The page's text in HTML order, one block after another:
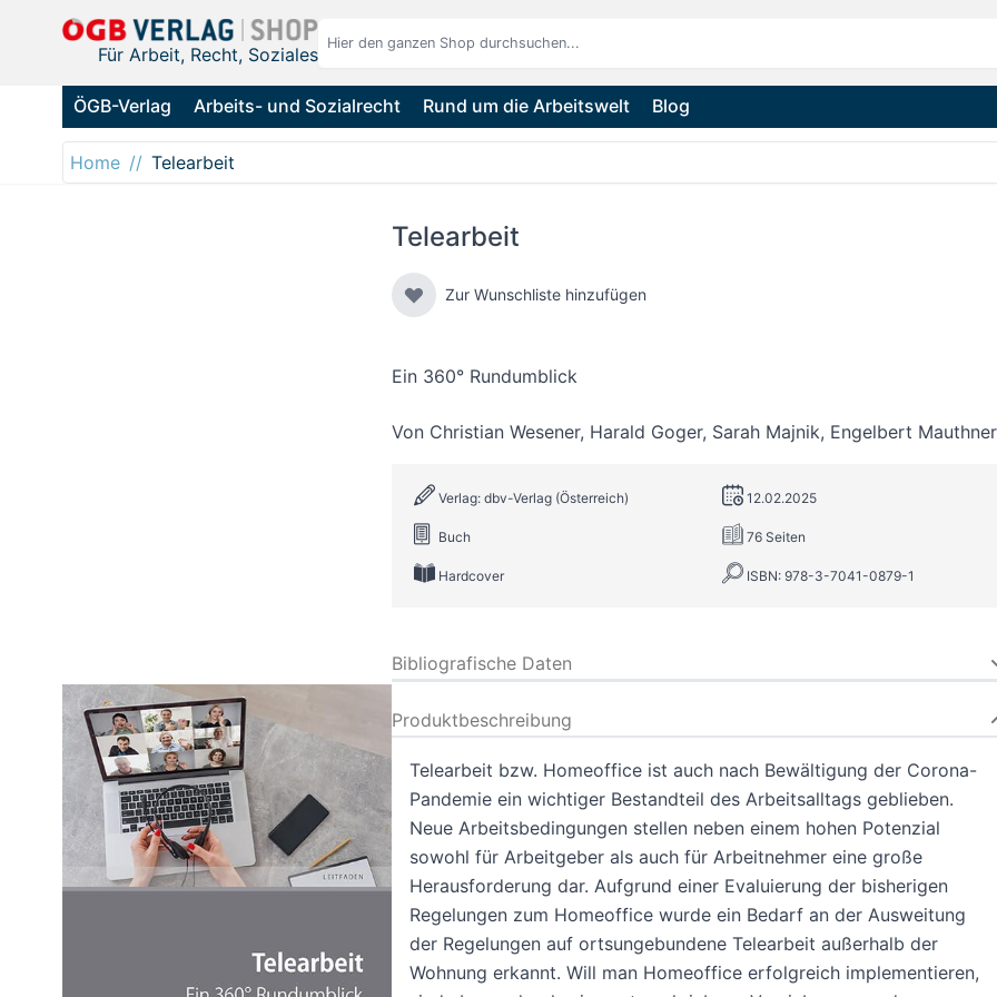
Direkt zum Inhalt
Für Arbeit, Recht, Soziales
ÖGB-Verlag Arbeits- und Sozialrecht Rund um die Arbeitswelt Blog
Home Telearbeit
Telearbeit
Zur Wunschliste hinzufügen
Ein 360° Rundumblick
Von Christian Wesener, Harald Goger, Sarah Majnik, Engelbert Mauthner
Verlag: dbv-Verlag (Österreich) 12.02.2025
Buch 76 Seiten
Hardcover ISBN: 978-3-7041-0879-1
Bibliografische Daten
Produktbeschreibung
Telearbeit bzw. Homeoffice ist auch nach Bewältigung der Corona-
Pandemie ein wichtiger Bestandteil des Arbeitsalltags geblieben.
Neue Arbeitsbedingungen stellen neben einem hohen Potenzial
sowohl für Arbeitgeber als auch für Arbeitnehmer eine große
Herausforderung dar. Aufgrund einer Evaluierung der bisherigen
Regelungen zum Homeoffice wurde ein Bedarf an der Ausweitung
der Regelungen auf ortsungebundene Telearbeit außerhalb der
Wohnung erkannt. Will man Homeoffice erfolgreich implementieren,